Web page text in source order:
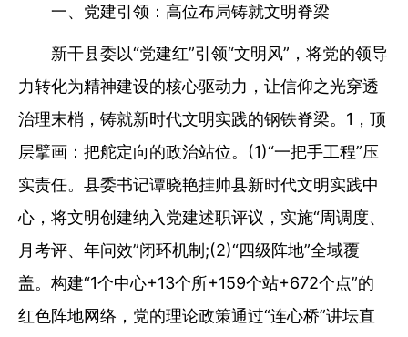
一、党建引领：高位布局铸就文明脊梁
新干县委以“党建红”引领“文明风”，将党的领导
力转化为精神建设的核心驱动力，让信仰之光穿透
治理末梢，铸就新时代文明实践的钢铁脊梁。1，顶
层擘画：把舵定向的政治站位。(1)“一把手工程”压
实责任。县委书记谭晓艳挂帅县新时代文明实践中
心，将文明创建纳入党建述职评议，实施“周调度、
月考评、年问效”闭环机制;(2)“四级阵地”全域覆
盖。构建“1个中心+13个所+159个站+672个点”的
红色阵地网络，党的理论政策通过“连心桥”讲坛直